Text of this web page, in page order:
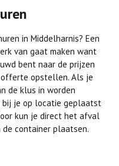
in Middelharnis? Een
van gaat maken want
bent naar de prijzen
opstellen. Als je
de klus in worden
bij je op locatie geplaatst
kun je direct het afval
container plaatsen.